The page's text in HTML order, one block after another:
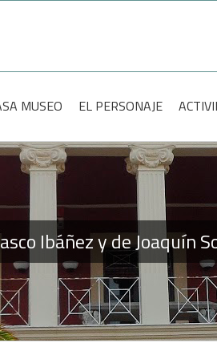
MUSEO
EL PERSONAJE
Ibáñez y de Joaquín